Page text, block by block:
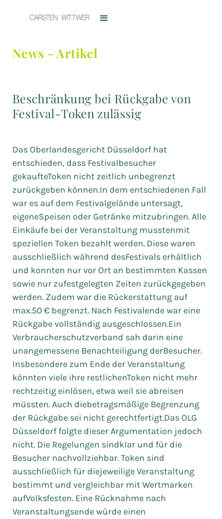
News - Artikel
Beschränkung bei Rückgabe von
Festival-Token zulässig
Das Oberlandesgericht Düsseldorf hat
entschieden, dass Festivalbesucher
gekaufteToken nicht zeitlich unbegrenzt
zurückgeben können.In dem entschiedenen Fall
war es auf dem Festivalgelände untersagt,
eigeneSpeisen oder Getränke mitzubringen. Alle
Einkäufe bei der Veranstaltung musstenmit
speziellen Token bezahlt werden. Diese waren
ausschließlich während desFestivals erhältlich
und konnten nur vor Ort an bestimmten Kassen
sowie nur zufestgelegten Zeiten zurückgegeben
werden. Zudem war die Rückerstattung auf
max.50 € begrenzt. Nach Festivalende war eine
Rückgabe vollständig ausgeschlossen.Ein
Verbraucherschutzverband sah darin eine
unangemessene Benachteiligung derBesucher.
Insbesondere zum Ende der Veranstaltung
könnten viele ihre restlichenToken nicht mehr
rechtzeitig einlösen, etwa weil sie abreisen
müssten. Auch diebetragsmäßige Begrenzung
der Rückgabe sei nicht gerechtfertigt.Das OLG
Düsseldorf folgte dieser Argumentation jedoch
nicht. Die Regelungen sindklar und für die
Besucher nachvollziehbar. Token sind
ausschließlich für diejeweilige Veranstaltung
bestimmt und vergleichbar mit Wertmarken
aufVolksfesten. Eine Rücknahme nach
Veranstaltungsende würde einen